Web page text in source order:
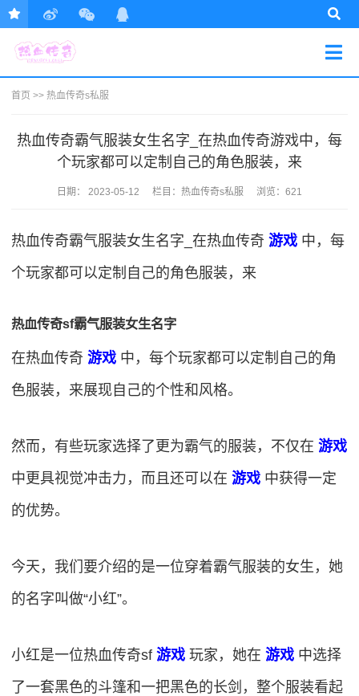
首页 >> 热血传奇s私服
热血传奇霸气服装女生名字_在热血传奇游戏中，每
个玩家都可以定制自己的角色服装，来
日期： 2023-05-12 栏目： 热血传奇s私服 浏览：621
热血传奇霸气服装女生名字_在热血传奇 游戏 中，每
个玩家都可以定制自己的角色服装，来
热血传奇sf霸气服装女生名字
在热血传奇 游戏 中，每个玩家都可以定制自己的角
色服装，来展现自己的个性和风格。
然而，有些玩家选择了更为霸气的服装，不仅在 游戏
中更具视觉冲击力，而且还可以在 游戏 中获得一定
的优势。
今天，我们要介绍的是一位穿着霸气服装的女生，她
的名字叫做“小红”。
小红是一位热血传奇sf 游戏 玩家，她在 游戏 中选择
了一套黑色的斗篷和一把黑色的长剑，整个服装看起